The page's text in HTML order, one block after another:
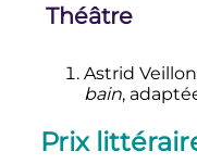
Théâtre
Astrid
bain,
Prix